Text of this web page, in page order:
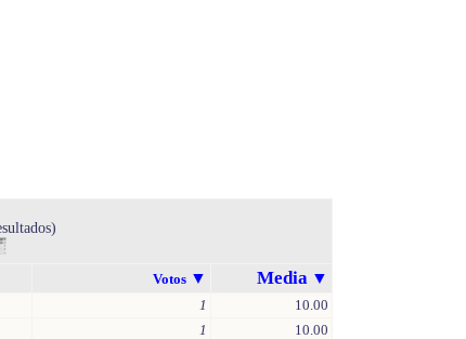
Votos ▼ Media ▼
1
10.00
1
10.00